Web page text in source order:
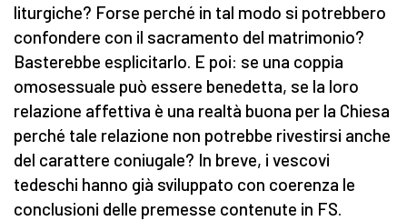
liturgiche? Forse perché in tal modo si potrebbero
confondere con il sacramento del matrimonio?
Basterebbe esplicitarlo. E poi: se una coppia
omosessuale può essere benedetta, se la loro
relazione affettiva è una realtà buona per la Chiesa
perché tale relazione non potrebbe rivestirsi anche
del carattere coniugale? In breve, i vescovi
tedeschi hanno già sviluppato con coerenza le
conclusioni delle premesse contenute in FS.